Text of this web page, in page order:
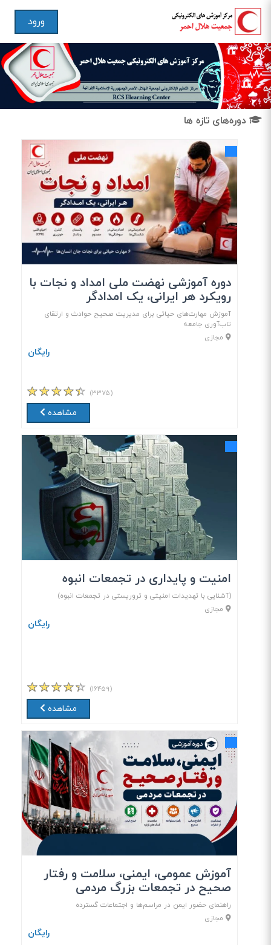
ورود
دوره‌های تازه ها
دوره آموزشی نهضت ملی امداد و نجات با
رویکرد هر ایرانی، یک امدادگر
آموزش مهارت‌های حیاتی برای مدیریت صحیح حوادث و ارتقای
تاب‌آوری جامعه
مجازی
رایگان
(۳۳۷۵)
مشاهده
امنیت و پایداری در تجمعات انبوه
(آشنایی با تهدیدات امنیتی و تروریستی در تجمعات انبوه)
مجازی
رایگان
(۱۶۴۵۹)
مشاهده
آموزش عمومی، ایمنی، سلامت و رفتار
صحیح در تجمعات بزرگ مردمی
راهنمای حضور ایمن در مراسم‌ها و اجتماعات گسترده
مجازی
رایگان